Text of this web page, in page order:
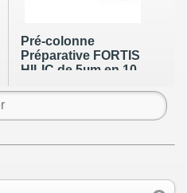
Pré-colonne
Préparative FORTIS
HILIC de 5µm en 10